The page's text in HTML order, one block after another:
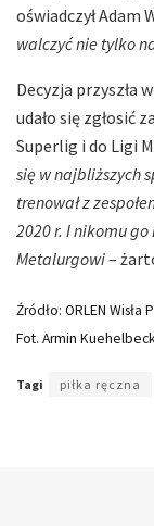
oświadczył Adam
walczyć nie tylko
Decyzja przyszła
udało się zgłosić
Superlig i do Ligi
się w najbliższych
trenował z
2020 r. I nikomu go
Metalurgowi–
Źródło: ORLEN Wisła
Fot. Armin
Tagi piłka ręczna